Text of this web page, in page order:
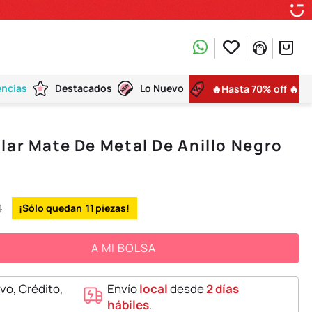
Destacados Lo Nuevo 🔥Hasta 70% off 🔥
Mate De Metal De Anillo Negro
11
A MI BOLSA
Crédito,
Envíolocaldesde2 días
hábiles.